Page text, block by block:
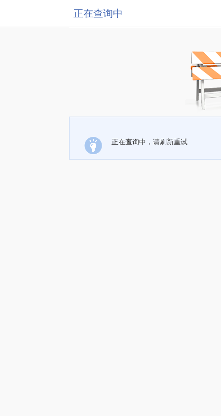
正在查询中
正在查询中，请刷新重试